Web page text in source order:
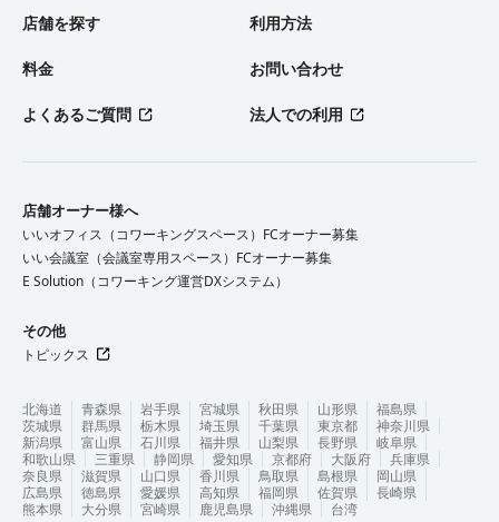
店舗を探す 利用方法
料金 お問い合わせ
よくあるご質問 法人での利用
店舗オーナー様へ
いいオフィス（コワーキングスペース）FCオーナー募集
いい会議室（会議室専用スペース）FCオーナー募集
E Solution（コワーキング運営DXシステム）
その他
トピックス
北海道 青森県 岩手県 宮城県 秋田県 山形県
福島県
茨城県
群馬県 栃木県 埼玉県 千葉県 東京都
神奈川県
新潟県
富山県 石川県 福井県 山梨県 長野県
岐阜県
和歌山県
三重県 静岡県 愛知県 京都府 大阪府
兵庫県
奈良県
滋賀県 山口県 香川県 鳥取県 島根県
岡山県
広島県
徳島県 愛媛県 高知県 福岡県 佐賀県
長崎県
熊本県
大分県 宮崎県 鹿児島県 沖縄県
台湾